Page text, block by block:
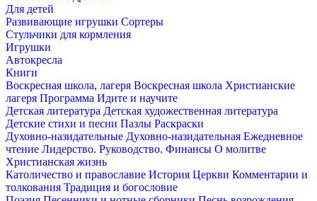
Для детей
Развивающие игрушки Сортеры
Стульчики для кормления
Игрушки
Автокресла
Книги
Воскресная школа, лагеря Воскресная школа Христианские
лагеря Программа Идите и научите
Детская литература Детская художественная литература
Детские стихи и песни Пазлы Раскраски
Духовно-назидательные Духовно-назидательная Ежедневное
чтение Лидерство. Руководство. Финансы О молитве
Христианская жизнь
Католичество и православие История Церкви Комментарии и
толкования Традиция и богословие